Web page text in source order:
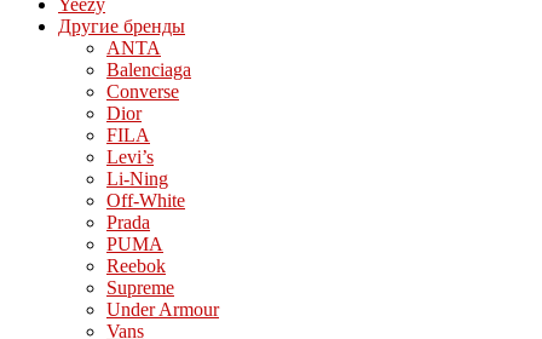
Yeezy
Другие бренды
ANTA
Balenciaga
Converse
Dior
FILA
Levi’s
Li-Ning
Off-White
Prada
PUMA
Reebok
Supreme
Under Armour
Vans